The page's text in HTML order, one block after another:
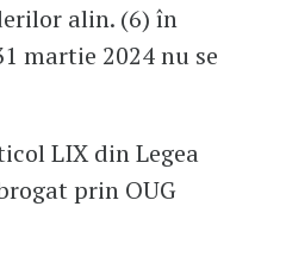
alin. (6) în
martie 2024 nu se
LIX din Legea
prin OUG